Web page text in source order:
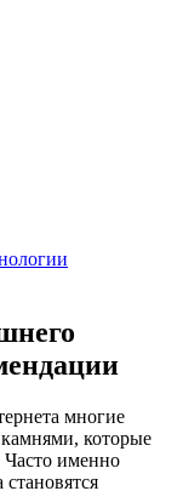
многие
которые
Часто именно